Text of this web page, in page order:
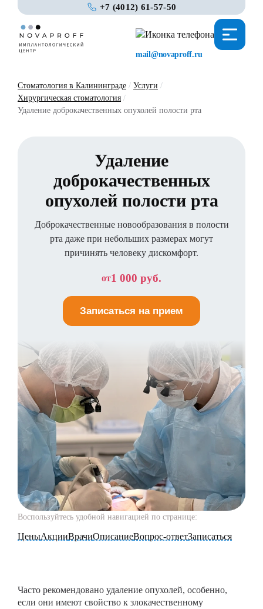
+7 (4012) 61-57-50
mail@novaproff.ru
Стоматология в Калининграде / Услуги /
Хирургическая стоматология /
Удаление доброкачественных опухолей полости рта
Удаление
доброкачественных
опухолей полости рта
Доброкачественные новообразования в полости
рта даже при небольших размерах могут
причинять человеку дискомфорт.
от1 000 руб.
Записаться на прием
Воспользуйтесь удобной навигацией по странице:
ЦеныАкцииВрачиОписаниеВопрос-ответЗаписаться
Часто рекомендовано удаление опухолей, особенно,
если они имеют свойство к злокачественному